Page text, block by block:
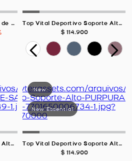
Top Soporte Alto Con Fajón de 3cm, Color VERDE SECO Para Mujer Top Vital Deportivo Soporte Alto, Color NEGRO Para Mujer
$ 114.900
Top Vital Deportivo Soporte Alto, Color VERDE SALVIA Para Mujer Top Vital Deportivo Soporte Alto, Color PURPURA Para Mujer
$ 114.900